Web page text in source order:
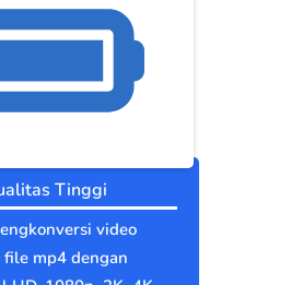
Tinggi
video
file mp4 dengan